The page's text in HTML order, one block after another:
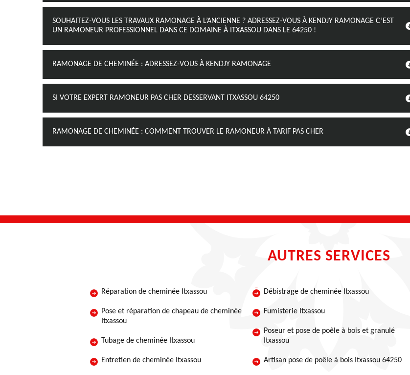
SOUHAITEZ-VOUS LES TRAVAUX RAMONAGE À L’ANCIENNE ? ADRESSEZ-VOUS À KENDJY RAMONAGE C’EST
UN RAMONEUR PROFESSIONNEL DANS CE DOMAINE À ITXASSOU DANS LE 64250 !
RAMONAGE DE CHEMINÉE : ADRESSEZ-VOUS À KENDJY RAMONAGE
SI VOTRE EXPERT RAMONEUR PAS CHER DESSERVANT ITXASSOU 64250
RAMONAGE DE CHEMINÉE : COMMENT TROUVER LE RAMONEUR À TARIF PAS CHER
AUTRES SERVICES
Réparation de cheminée Itxassou
Pose et réparation de chapeau de cheminée
Itxassou
Tubage de cheminée Itxassou
Entretien de cheminée Itxassou
Débistrage de cheminée Itxassou
Fumisterie Itxassou
Poseur et pose de poêle à bois et granulé
Itxassou
Artisan pose de poêle à bois Itxassou 64250